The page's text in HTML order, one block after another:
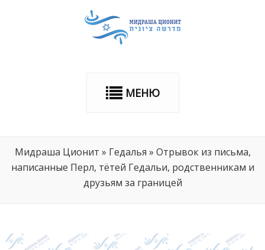
МЕНЮ
Мидраша Ционит » Гедалья » Отрывок из письма,
написанные Перл, тётей Гедальи, родственникам и
друзьям за границей